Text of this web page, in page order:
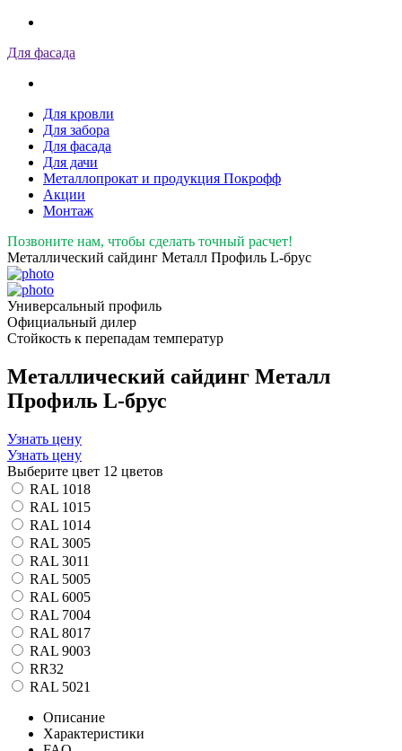
Для фасада
Для кровли
Для забора
Для фасада
Для дачи
Металлопрокат и продукция Покрофф
Акции
Монтаж
Позвоните нам, чтобы сделать точный расчет!
Металлический сайдинг Металл Профиль L-брус
Универсальный профиль
Официальный дилер
Стойкость к перепадам температур
Металлический сайдинг Металл
Профиль L-брус
Узнать цену
Узнать цену
Выберите цвет 12 цветов
RAL 1018
RAL 1015
RAL 1014
RAL 3005
RAL 3011
RAL 5005
RAL 6005
RAL 7004
RAL 8017
RAL 9003
RR32
RAL 5021
Описание
Характеристики